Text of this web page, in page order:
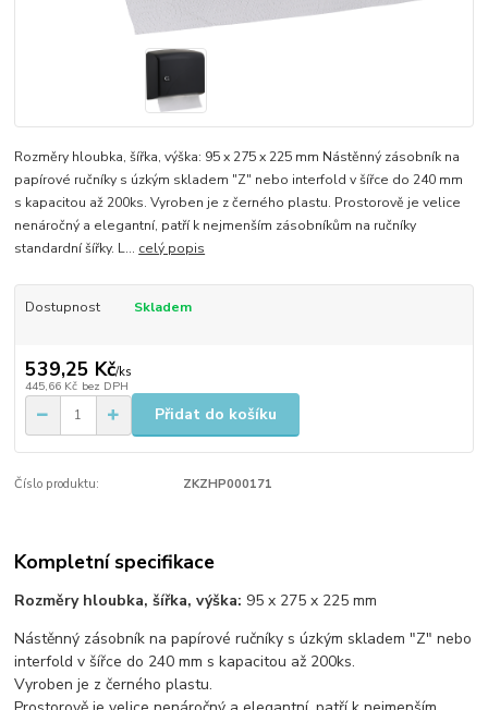
​Rozměry hloubka, šířka, výška: 95 x 275 x 225 mm Nástěnný zásobník na
papírové ručníky s úzkým skladem "Z" nebo interfold v šířce do 240 mm
s kapacitou až 200ks. Vyroben je z černého plastu. Prostorově je velice
nenáročný a elegantní, patří k nejmenším zásobníkům na ručníky
standardní šířky. L... celý popis
Dostupnost Skladem
539,25 Kč/ks
445,66 Kč bez DPH
Přidat do košíku
Číslo produktu: ZKZHP000171
Kompletní specifikace
Rozměry hloubka, šířka, výška: 95 x 275 x 225 mm
Nástěnný zásobník na papírové ručníky s úzkým skladem "Z" nebo
interfold v šířce do 240 mm s kapacitou až 200ks.
Vyroben je z černého plastu.